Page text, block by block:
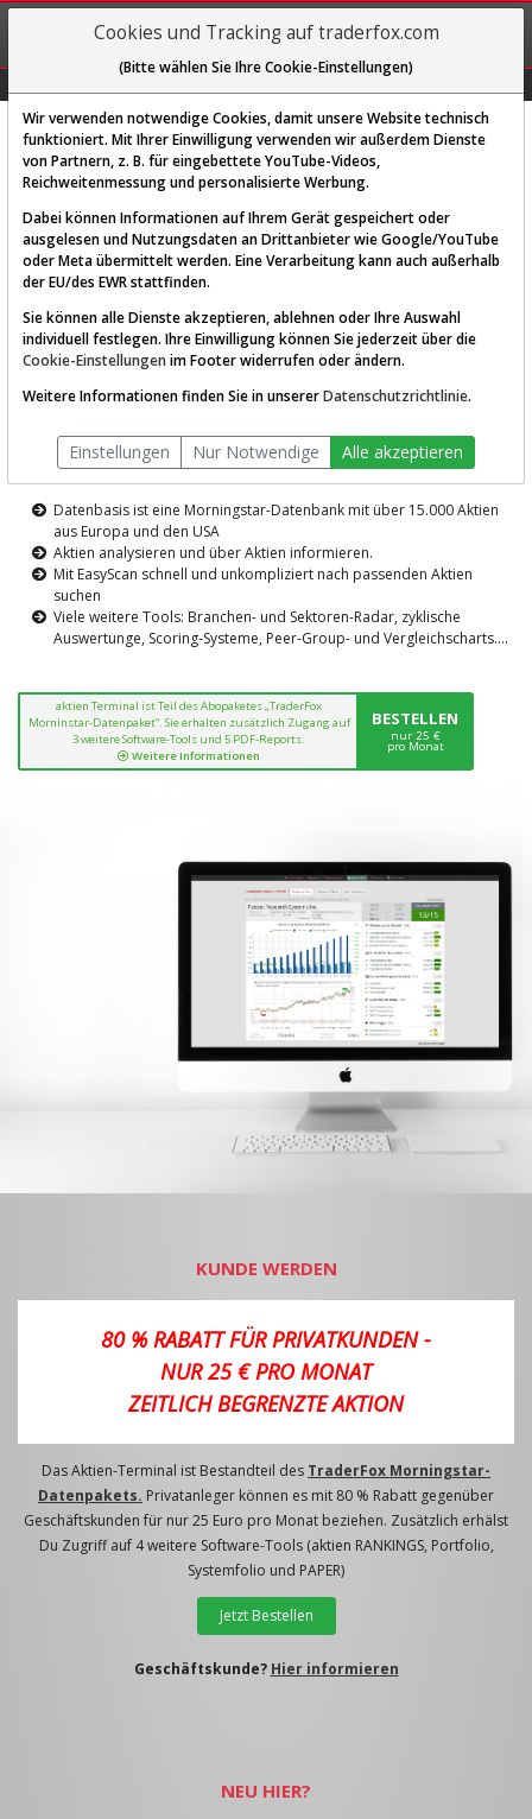
REGIS-
TRIEREN
Diese Funktion ist nur für
AKTIEN-TERMINAL
Die Aktienanalyse-Plattform von
TraderFox
Datenbasis ist eine Morningstar-Datenbank mit über 15.000 Aktien
aus Europa und den USA
Aktien analysieren und über Aktien informieren.
Mit EasyScan schnell und unkompliziert nach passenden Aktien
suchen
Viele weitere Tools: Branchen- und Sektoren-Radar, zyklische
Auswertunge, Scoring-Systeme, Peer-Group- und Vergleichscharts....
aktien Terminal ist Teil des Abopaketes „TraderFox
Morninstar-Datenpaket“. Sie erhalten zusätzlich Zugang auf
3 weitere Software-Tools und 5 PDF-Reports.
Weitere Informationen
BESTELLEN
nur 25 €
pro Monat
KUNDE WERDEN
80 % RABATT FÜR PRIVATKUNDEN -
NUR 25 € PRO MONAT
ZEITLICH BEGRENZTE AKTION
Das Aktien-Terminal ist Bestandteil des TraderFox Morningstar-
Datenpakets. Privatanleger können es mit 80 % Rabatt gegenüber
Geschäftskunden für nur 25 Euro pro Monat beziehen. Zusätzlich erhälst
Du Zugriff auf 4 weitere Software-Tools (aktien RANKINGS, Portfolio,
Systemfolio und PAPER)
Jetzt Bestellen
Geschäftskunde? Hier informieren
NEU HIER?
Cookies und Tracking auf traderfox.com
(Bitte wählen Sie Ihre Cookie-Einstellungen)
Wir verwenden notwendige Cookies, damit unsere Website technisch
funktioniert. Mit Ihrer Einwilligung verwenden wir außerdem Dienste
von Partnern, z. B. für eingebettete YouTube-Videos,
Reichweitenmessung und personalisierte Werbung.
Dabei können Informationen auf Ihrem Gerät gespeichert oder
ausgelesen und Nutzungsdaten an Drittanbieter wie Google/YouTube
oder Meta übermittelt werden. Eine Verarbeitung kann auch außerhalb
der EU/des EWR stattfinden.
Sie können alle Dienste akzeptieren, ablehnen oder Ihre Auswahl
individuell festlegen. Ihre Einwilligung können Sie jederzeit über die
Cookie-Einstellungen im Footer widerrufen oder ändern.
Weitere Informationen finden Sie in unsererDatenschutzrichtlinie.
Einstellungen Nur Notwendige Alle akzeptieren